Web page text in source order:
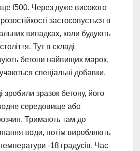
f500. Через дуже високого
застосовується в
випадках, коли будують
Тут в складі
бетони найвищих марок,
спеціальні добавки.
зробили зразок бетону, його
середовище або
Тримають там до
води, потім виробляють
-18 градусів. Час